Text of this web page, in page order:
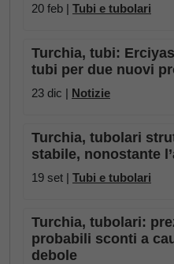
20 feb | Tubi e tubolari
Turchia, tubi:
tubi per due nuovi
23 dic | Notizie
Turchia, tubolari
stabile, nonostante
19 set | Tubi e tubolari
Turchia, tubolari:
probabili sconti a
debole